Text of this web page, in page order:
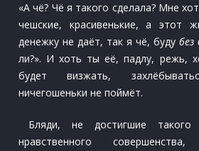
«А чё? Чё я такого сделала? Мне
чешские, красивенькие, а этот
денежку не даёт, так я чё, буду без
ли?». И хоть ты её, падлу, режь,
будет визжать,
ничегошеньки не поймёт.
Бляди, не достигшие такого
нравственного